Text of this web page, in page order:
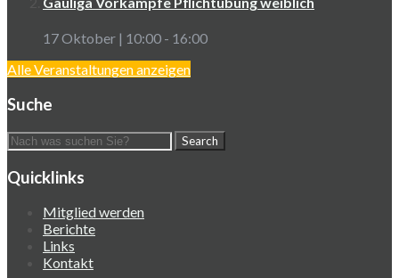
17 Oktober | 10:00 - 16:00
Alle Veranstaltungen anzeigen
Suche
Quicklinks
Mitglied werden
Berichte
Links
Kontakt